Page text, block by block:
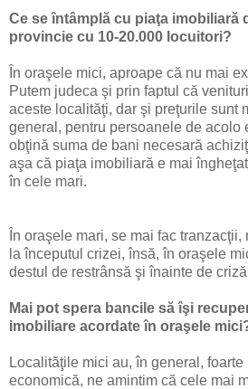
Ce se întâmplă cu piaţa imobiliară
provincie cu 10-20.000 locuitori?
În oraşele mici, aproape că nu mai
Putem judeca şi prin faptul că
aceste localităţi, dar şi preţurile sunt
general, pentru persoanele de acolo
obţină suma de bani necesară
aşa că piaţa imobiliară e mai
în cele mari.
În oraşele mari, se mai fac
la începutul crizei, însă, în oraşele
destul de restrânsă şi înainte de
Mai pot spera bancile să îşi
imobiliare acordate în oraşele
Localităţile mici au, în general,
economică, ne amintim că cele mai